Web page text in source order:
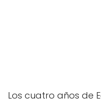
Los cuatro años de